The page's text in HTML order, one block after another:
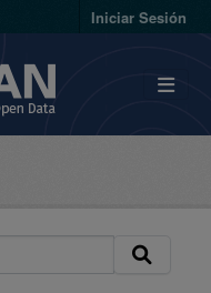
Iniciar Sesión